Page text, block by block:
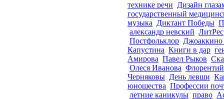
технике речи Дизайн
государственный
музыка Диктант Победы
александр невский ЛитРес
Постфольклор Джоаккино
Капустина Книги в дар
Амирова Павел Рыков
Олеся Иванова
Черняковы День левши
юношества Профессии
летние каникулы право